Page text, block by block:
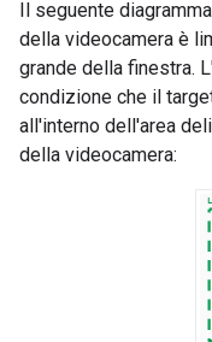
Il seguente
della videocamera è
grande della finestra.
condizione che il
all'interno dell'area
della videocamera: